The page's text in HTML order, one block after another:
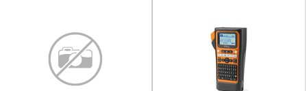
Renewd техника, Outlet